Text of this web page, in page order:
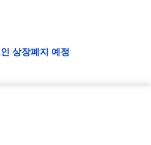
상장폐지 예정